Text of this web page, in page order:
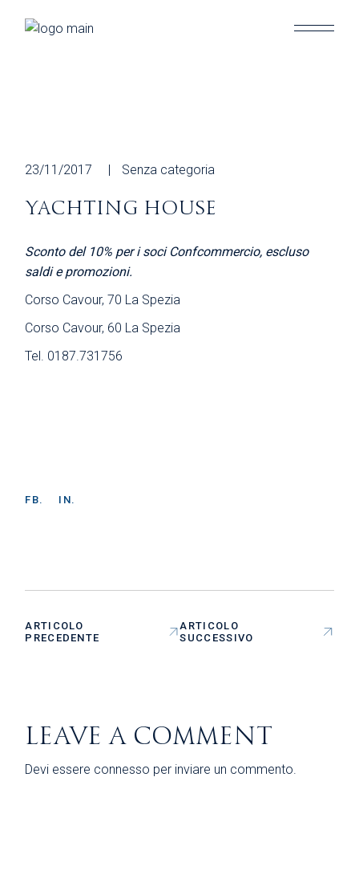
23/11/2017 Senza categoria
YACHTING HOUSE
Sconto del 10% per i soci Confcommercio, escluso
saldi e promozioni.
Corso Cavour, 70 La Spezia
Corso Cavour, 60 La Spezia
Tel. 0187.731756
FB. IN.
ARTICOLO
PRECEDENTE
ARTICOLO
SUCCESSIVO
LEAVE A COMMENT
Devi essere connesso per inviare un commento.